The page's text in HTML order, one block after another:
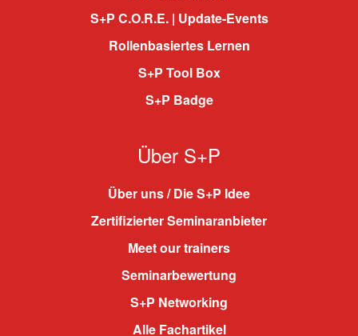
S+P C.O.R.E. | Update-Events
Rollenbasiertes Lernen
S+P Tool Box
S+P Badge
Über S+P
Über uns / Die S+P Idee
Zertifizierter Seminaranbieter
Meet our trainers
Seminarbewertung
S+P Networking
Alle Fachartikel